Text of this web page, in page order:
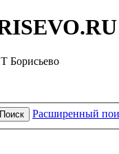
Борисьево
Поиск Расширенный